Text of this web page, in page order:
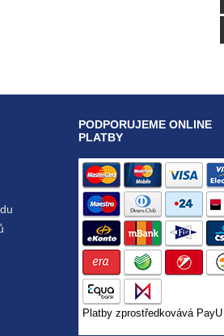
PODPORUJEME ONLINE
PLATBY
Platby zprostředkovává PayU